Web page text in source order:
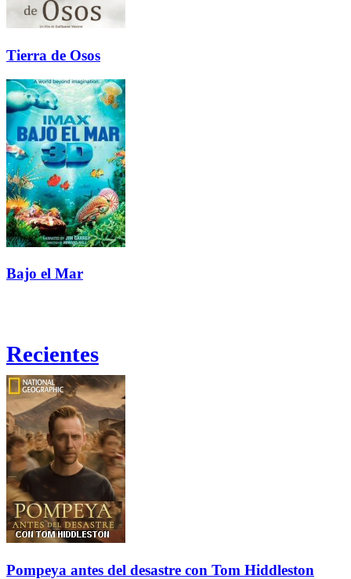
Tierra de Osos
Bajo el Mar
Recientes
Pompeya antes del desastre con Tom Hiddleston